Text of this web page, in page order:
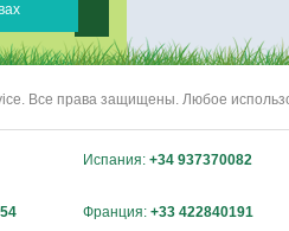
Все права защищены. Любое
Испания: +34 937370082
Франция: +33 422840191